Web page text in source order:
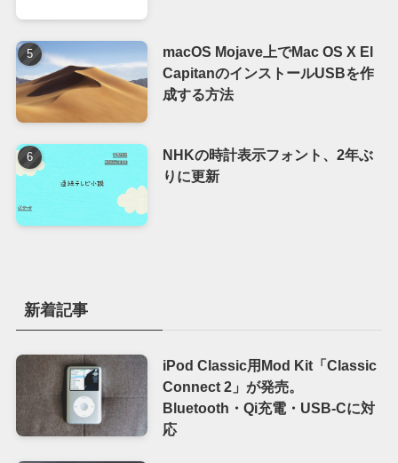
macOS Mojave上でMac OS X El
CapitanのインストールUSBを作
成する方法
NHKの時計表示フォント、2年ぶ
りに更新
新着記事
iPod Classic用Mod Kit「Classic
Connect 2」が発売。
Bluetooth・Qi充電・USB-Cに対
応